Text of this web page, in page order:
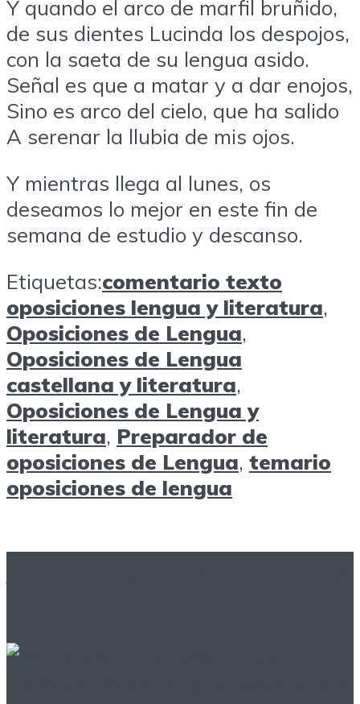
Y quando el arco de marfil bruñido,
de sus dientes Lucinda los despojos,
con la saeta de su lengua asido.
Señal es que a matar y a dar enojos,
Sino es arco del cielo, que ha salido
A serenar la llubia de mis ojos.
Y mientras llega al lunes, os
deseamos lo mejor en este fin de
semana de estudio y descanso.
Etiquetas:comentario texto
oposiciones lengua y literatura,
Oposiciones de Lengua,
Oposiciones de Lengua
castellana y literatura,
Oposiciones de Lengua y
literatura, Preparador de
oposiciones de Lengua, temario
oposiciones de lengua